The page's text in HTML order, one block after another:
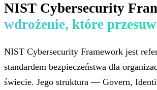
NIST Cybersecurity
wdrożenie, które
NIST Cybersecurity Framework jest
standardem bezpieczeństwa dla
świecie. Jego struktura — Govern,